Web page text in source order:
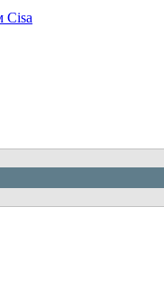
Cisa